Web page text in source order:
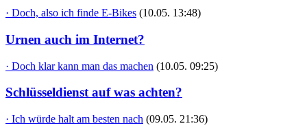
· Doch, also ich finde E-Bikes (10.05. 13:48)
Urnen auch im Internet?
· Doch klar kann man das machen (10.05. 09:25)
Schlüsseldienst auf was achten?
· Ich würde halt am besten nach (09.05. 21:36)